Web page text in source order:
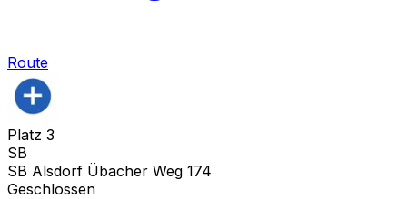
Route
Platz 3
SB
SB Alsdorf Übacher Weg 174
Geschlossen